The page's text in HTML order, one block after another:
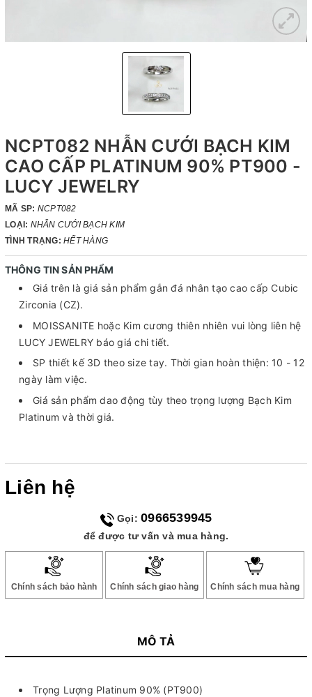
NCPT082 NHẪN CƯỚI BẠCH KIM
CAO CẤP PLATINUM 90% PT900 -
LUCY JEWELRY
MÃ SP: NCPT082
LOẠI: NHẪN CƯỚI BẠCH KIM
TÌNH TRẠNG: HẾT HÀNG
THÔNG TIN SẢN PHẨM
Giá trên là giá sản phẩm gắn đá nhân tạo cao cấp Cubic
Zirconia (CZ).
MOISSANITE hoặc Kim cương thiên nhiên vui lòng liên hệ
LUCY JEWELRY báo giá chi tiết.
SP thiết kế 3D theo size tay. Thời gian hoàn thiện: 10 - 12
ngày làm việc.
Giá sản phẩm dao động tùy theo trọng lượng Bạch Kim
Platinum và thời giá.
Liên hệ
Gọi: 0966539945
để được tư vấn và mua hàng.
Chính sách bảo hành Chính sách giao hàng Chính sách mua hàng
MÔ TẢ
Trọng Lượng Platinum 90% (PT900)